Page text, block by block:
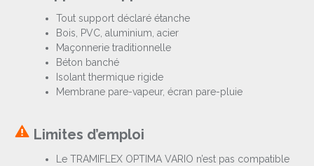
Tout support déclaré étanche
Bois, PVC, aluminium, acier
Maçonnerie traditionnelle
Béton banché
Isolant thermique rigide
Membrane pare-vapeur, écran pare-pluie
Limites d’emploi
Le TRAMIFLEX OPTIMA VARIO n’est pas compatible